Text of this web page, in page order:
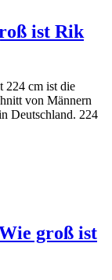
ist Rik
224 cm ist die
von Männern
Deutschland. 224
groß ist